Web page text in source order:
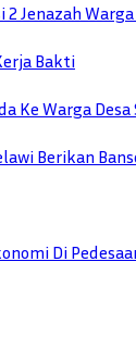
Jenazah
Bakti
Ke Warga
Berikan
Di